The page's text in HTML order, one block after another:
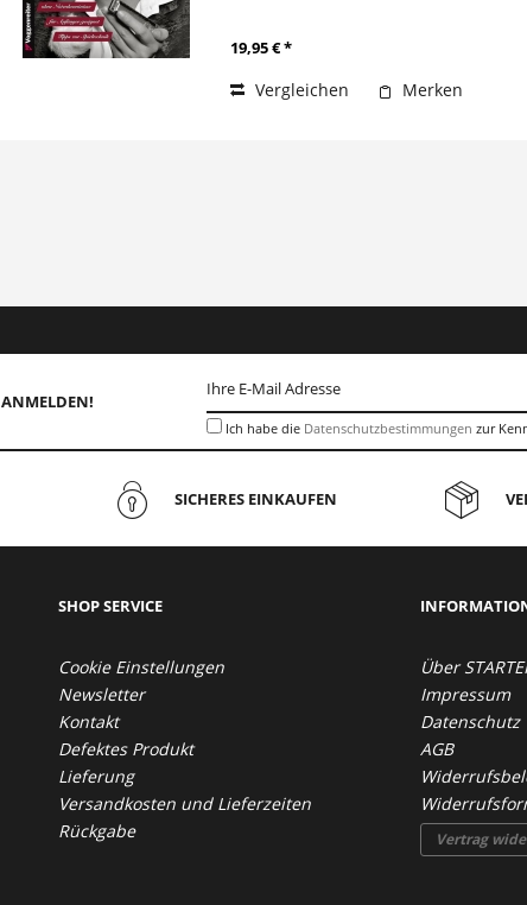
Top-Harper Dieter Kropp für die...
19,95 € *
Vergleichen Merken
ANMELDEN!
Ich habe die Datenschutzbestimmungen zur
SICHERES EINKAUFEN
SHOP SERVICE
Cookie Einstellungen
Newsletter
Kontakt
Defektes Produkt
Lieferung
Versandkosten und Lieferzeiten
Rückgabe
Über
Impressum
Datenschutz
AGB
Vertrag